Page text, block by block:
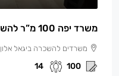
משרד יפה 100 מ”ר להשכרה- צומת השלום
משרדים להשכרה ביגאל אלון
100
14